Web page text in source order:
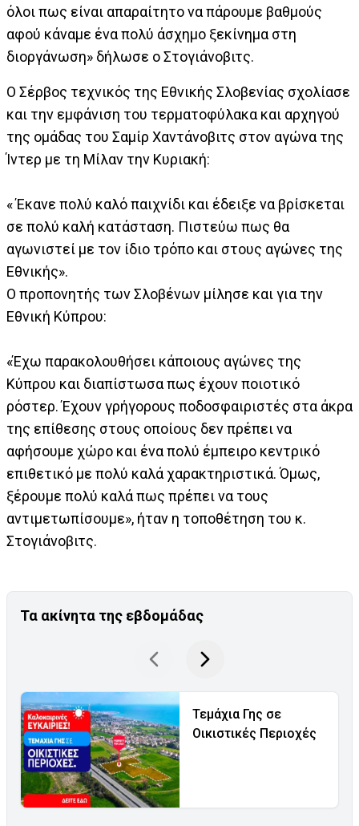
όλοι πως είναι απαραίτητο να πάρουμε βαθμούς
αφού κάναμε ένα πολύ άσχημο ξεκίνημα στη
διοργάνωση» δήλωσε ο Στογιάνοβιτς.
Ο Σέρβος τεχνικός της Εθνικής Σλοβενίας σχολίασε
και την εμφάνιση του τερματοφύλακα και αρχηγού
της ομάδας του Σαμίρ Χαντάνοβιτς στον αγώνα της
Ίντερ με τη Μίλαν την Κυριακή:
« Έκανε πολύ καλό παιχνίδι και έδειξε να βρίσκεται
σε πολύ καλή κατάσταση. Πιστεύω πως θα
αγωνιστεί με τον ίδιο τρόπο και στους αγώνες της
Εθνικής».
Ο προπονητής των Σλοβένων μίλησε και για την
Εθνική Κύπρου:
«Έχω παρακολουθήσει κάποιους αγώνες της
Κύπρου και διαπίστωσα πως έχουν ποιοτικό
ρόστερ. Έχουν γρήγορους ποδοσφαιριστές στα άκρα
της επίθεσης στους οποίους δεν πρέπει να
αφήσουμε χώρο και ένα πολύ έμπειρο κεντρικό
επιθετικό με πολύ καλά χαρακτηριστικά. Όμως,
ξέρουμε πολύ καλά πως πρέπει να τους
αντιμετωπίσουμε», ήταν η τοποθέτηση του κ.
Στογιάνοβιτς.
Τα ακίνητα της εβδομάδας
Τεμάχια Γης σε
Οικιστικές Περιοχές